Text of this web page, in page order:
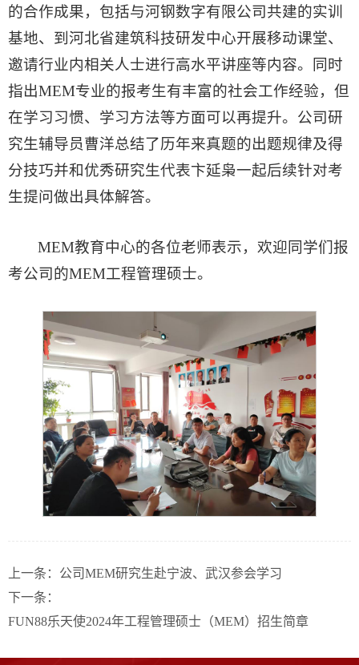
的合作成果，包括与河钢数字有限公司共建的实训
基地、到河北省建筑科技研发中心开展移动课堂、
邀请行业内相关人士进行高水平讲座等内容。同时
指出MEM专业的报考生有丰富的社会工作经验，但
在学习习惯、学习方法等方面可以再提升。公司研
究生辅导员曹洋总结了历年来真题的出题规律及得
分技巧并和优秀研究生代表卞延枭一起后续针对考
生提问做出具体解答。
MEM教育中心的各位老师表示，欢迎同学们报
考公司的MEM工程管理硕士。
上一条： 公司MEM研究生赴宁波、武汉参会学习
下一条：
FUN88乐天使2024年工程管理硕士（MEM）招生简章